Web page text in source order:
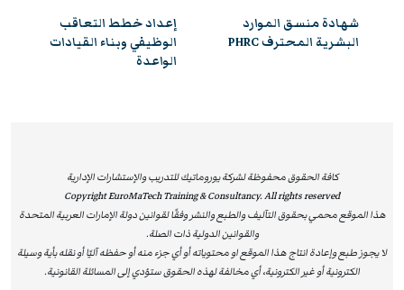
الاعتماد، تمنح يوروماتيك المشاركين الفرصة للحصول على
تُسهم في تطوير خبراتهم المهنية وتساعدهم في المحافظة
وبفضل شراكتها مع HRCI، تقدم يوروماتيك مجموعة متكاملة
من البرامج التي تجمع بين المعرفة النظرية والتطبيقات
العملية في بيئة تعليمية حديثة يقودها خبراء متخصصون
معتمدون. هذا الاعتماد الدولي يمنح المشاركين قيمة مضافة
استثنائية، ويعزز من قدرتهم على إحداث تأثير ملموس في
شهادة منسق الموارد
البشرية المحترف PHRC
إعداد خطط التعاقب
الوظيفي وبناء القيادات
الواعدة
كافة الحقوق محفوظة لشركة يوروماتيك للتدريب والإستشارات الإدارية
Copyright EuroMaTech Training & Consultancy. All rights reserved
هذا الموقع محمي بحقوق التآليف والطبع والنشر وفقًا لقوانين دولة الإمارات العربية المتحدة
والقوانين الدولية ذات الصلة.
لا يجوز طبع وإعادة انتاج هذا الموقع او محتوياته أو أي جزء منه أو حفظه آليًا أو نقله بأية وسيلة
الكترونية أو غير الكترونية، أي مخالفة لهذه الحقوق ستؤدي إلى المسائلة القانونية.